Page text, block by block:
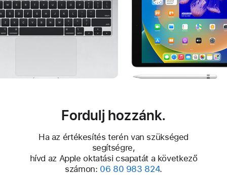
Fordulj hozzánk.
Ha az értékesítés terén van szükséged
segítségre,
hívd az Apple oktatási csapatát a következő
számon: 06 80 983 824.